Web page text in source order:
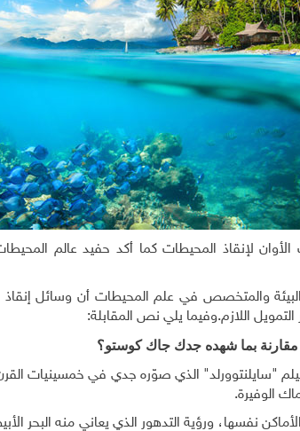
لإنقاذ المحيطات كما أكد حفيد عالم
والمتخصص في علم المحيطات أن وسائل
التمويل اللازم.وفيما يلي نص المقابلة:
بما شهده جدك جاك كوستو؟
"سايلنتوورلد" الذي صوّره جدي في خمسينيات
الوفيرة.
نفسها، ورؤية التدهور الذي يعاني منه البحر